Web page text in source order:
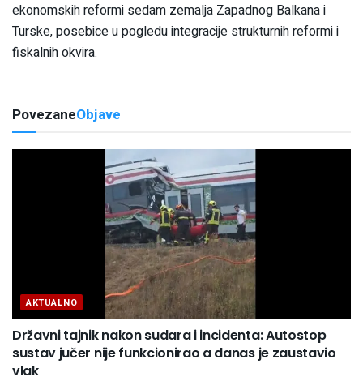
ekonomskih reformi sedam zemalja Zapadnog Balkana i
Turske, posebice u pogledu integracije strukturnih reformi i
fiskalnih okvira.
PovezaneObjave
AKTUALNO
Državni tajnik nakon sudara i incidenta: Autostop
sustav jučer nije funkcionirao a danas je zaustavio
vlak